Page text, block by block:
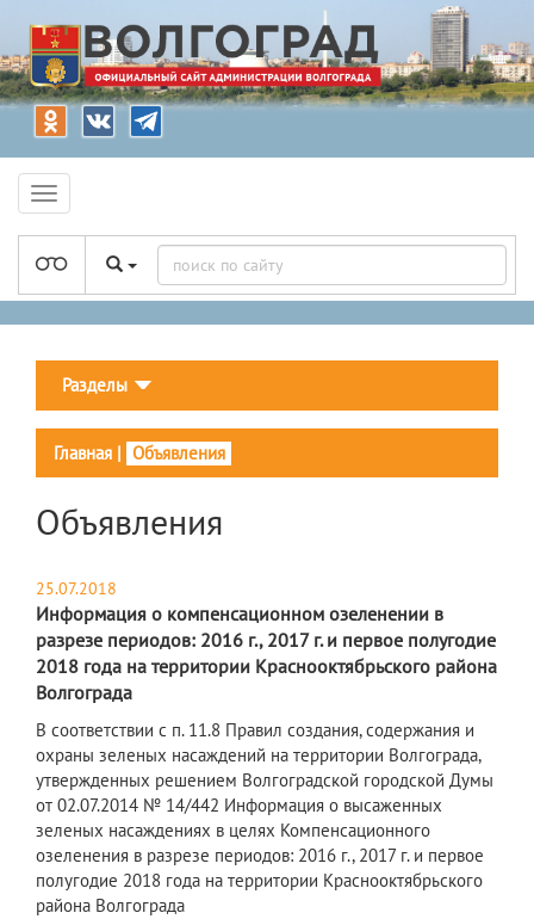
Разделы
Главная | Объявления
Объявления
25.07.2018
Информация о компенсационном озеленении в
разрезе периодов: 2016 г., 2017 г. и первое полугодие
2018 года на территории Краснооктябрьского района
Волгограда
В соответствии с п. 11.8 Правил создания, содержания и
охраны зеленых насаждений на территории Волгограда,
утвержденных решением Волгоградской городской Думы
от 02.07.2014 № 14/442 Информация о высаженных
зеленых насаждениях в целях Компенсационного
озеленения в разрезе периодов: 2016 г., 2017 г. и первое
полугодие 2018 года на территории Краснооктябрьского
района Волгограда